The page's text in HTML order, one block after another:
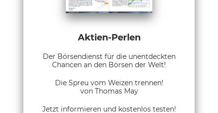
Aktien-Perlen
Der Börsendienst für die unentdeckten
Chancen an den Börsen der Welt!
Die Spreu vom Weizen trennen!
von Thomas May
Jetzt informieren und kostenlos testen!